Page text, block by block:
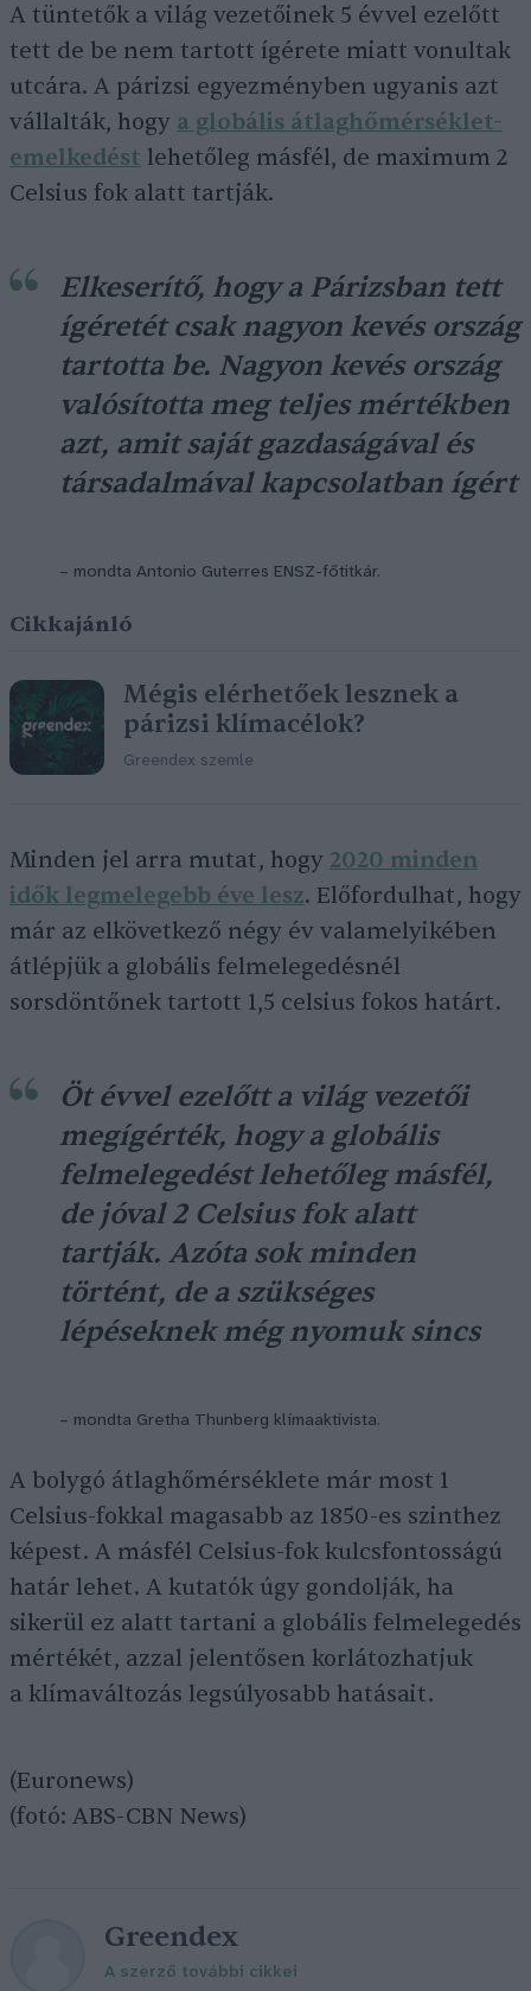
A tüntetők a világ vezetőinek 5 évvel ezelőtt
tett de be nem tartott ígérete miatt vonultak
utcára. A párizsi egyezményben ugyanis azt
vállalták, hogy a globális átlaghőmérséklet-
emelkedést lehetőleg másfél, de maximum 2
Celsius fok alatt tartják.
Elkeserítő, hogy a Párizsban tett
ígéretét csak nagyon kevés ország
tartotta be. Nagyon kevés ország
valósította meg teljes mértékben
azt, amit saját gazdaságával és
társadalmával kapcsolatban ígért
– mondta Antonio Guterres ENSZ-főtitkár.
Cikkajánló
Mégis elérhetőek lesznek a
párizsi klímacélok?
Greendex szemle
Minden jel arra mutat, hogy 2020 minden
idők legmelegebb éve lesz. Előfordulhat, hogy
már az elkövetkező négy év valamelyikében
átlépjük a globális felmelegedésnél
sorsdöntőnek tartott 1,5 celsius fokos határt.
Öt évvel ezelőtt a világ vezetői
megígérték, hogy a globális
felmelegedést lehetőleg másfél,
de jóval 2 Celsius fok alatt
tartják. Azóta sok minden
történt, de a szükséges
lépéseknek még nyomuk sincs
– mondta Gretha Thunberg klímaaktivista.
A bolygó átlaghőmérséklete már most 1
Celsius-fokkal magasabb az 1850-es szinthez
képest. A másfél Celsius-fok kulcsfontosságú
határ lehet. A kutatók úgy gondolják, ha
sikerül ez alatt tartani a globális felmelegedés
mértékét, azzal jelentősen korlátozhatjuk
a klímaváltozás legsúlyosabb hatásait.
(Euronews)
(fotó: ABS-CBN News)
Greendex
A szerző további cikkei